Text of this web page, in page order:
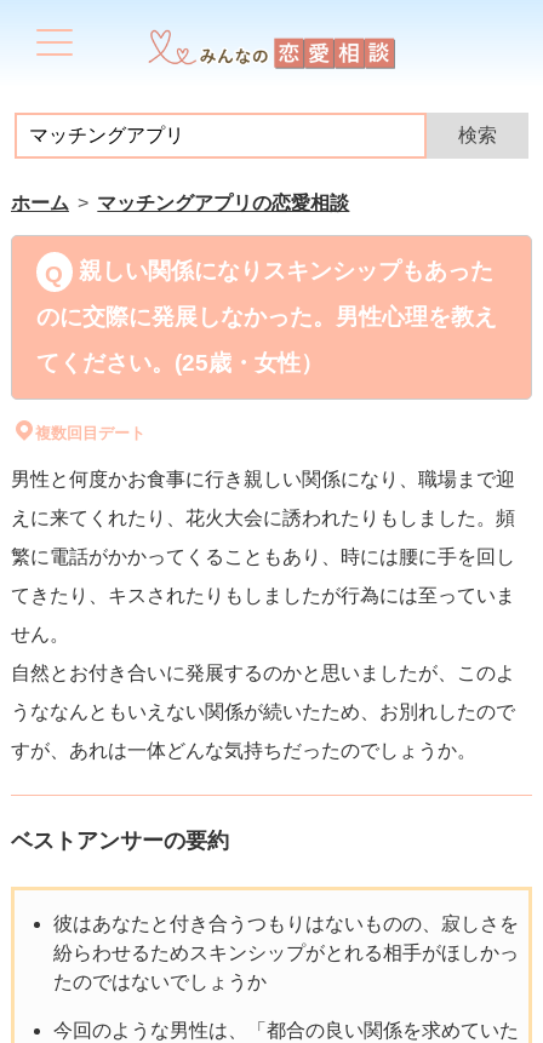
ホーム マッチングアプリの恋愛相談
親しい関係になりスキンシップもあった
のに交際に発展しなかった。男性心理を教え
てください。(25歳・女性）
複数回目デート
男性と何度かお食事に行き親しい関係になり、職場まで迎
えに来てくれたり、花火大会に誘われたりもしました。頻
繁に電話がかかってくることもあり、時には腰に手を回し
てきたり、キスされたりもしましたが行為には至っていま
せん。
自然とお付き合いに発展するのかと思いましたが、このよ
うななんともいえない関係が続いたため、お別れしたので
すが、あれは一体どんな気持ちだったのでしょうか。
ベストアンサーの要約
彼はあなたと付き合うつもりはないものの、寂しさを
紛らわせるためスキンシップがとれる相手がほしかっ
たのではないでしょうか
今回のような男性は、「都合の良い関係を求めていた